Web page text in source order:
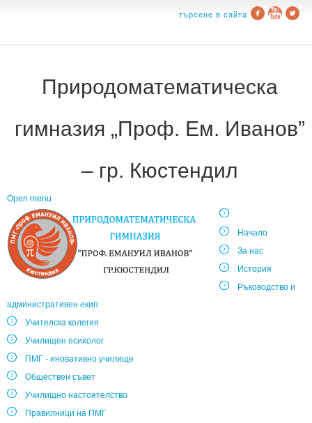
търсене в сайта
Природоматематическа
гимназия „Проф. Ем. Иванов”
– гр. Кюстендил
Open menu
Начало
За нас
История
Ръководство и
административен екип
Учителска колегия
Училищен психолог
ПМГ - иновативно училище
Обществен съвет
Училищно настоятелство
Правилници на ПМГ